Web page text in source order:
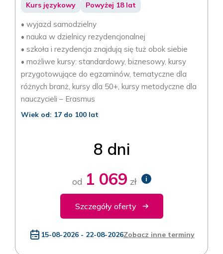
Kurs językowy Powyżej 18 lat
• wyjazd samodzielny
• nauka w dzielnicy rezydencjonalnej
• szkoła i rezydencja znajdują się tuż obok siebie
• możliwe kursy: standardowy, biznesowy, kursy
przygotowujące do egzaminów, tematyczne dla
różnych branż, kursy dla 50+, kursy metodyczne dla
nauczycieli – Erasmus
Wiek od: 17 do 100 lat
8 dni
od 1 069 zł i
Szczegóły oferty
15-08-2026 - 22-08-2026Zobacz inne terminy